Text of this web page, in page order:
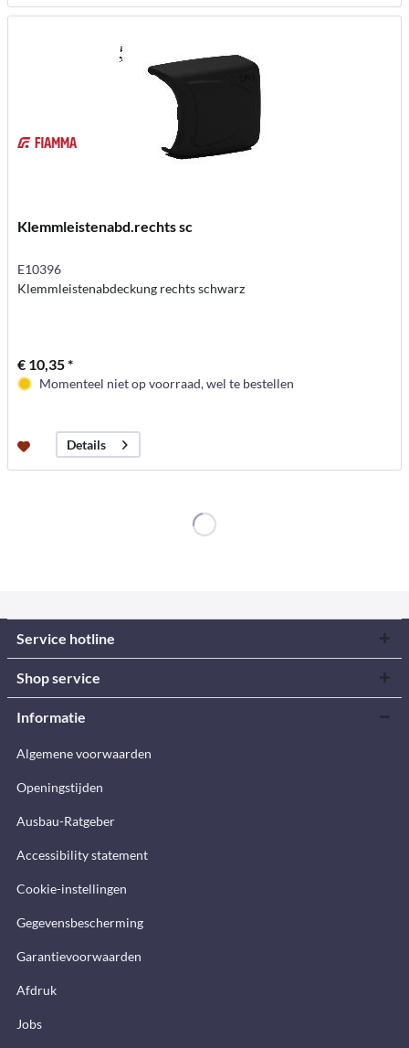
Klemmleistenabd.rechts sc
E10396
Klemmleistenabdeckung rechts schwarz
€ 10,35 *
Momenteel niet op voorraad, wel te bestellen
Details
Service hotline
Shop service
Informatie
Algemene voorwaarden
Openingstijden
Ausbau-Ratgeber
Accessibility statement
Cookie-instellingen
Gegevensbescherming
Garantievoorwaarden
Afdruk
Jobs